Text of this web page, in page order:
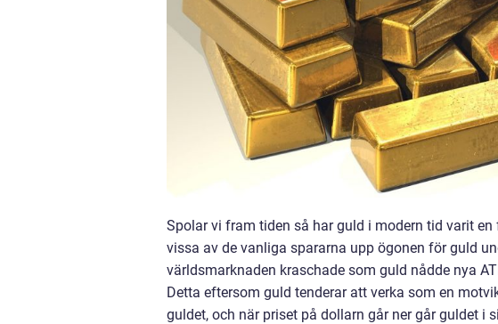
Spolar vi fram tiden så har guld i modern tid varit
vissa av de vanliga spararna upp ögonen för guld
världsmarknaden kraschade som guld nådde nya
Detta eftersom guld tenderar att verka som en
guldet, och när priset på dollarn går ner går guldet i